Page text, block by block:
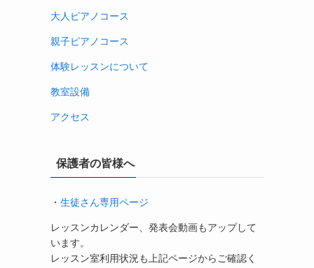
大人ピアノコース
親子ピアノコース
体験レッスンについて
教室設備
アクセス
保護者の皆様へ
・ 生徒さん専用ページ
レッスンカレンダー、発表会動画もアップして
います。
レッスン室利用状況も上記ページからご確認く